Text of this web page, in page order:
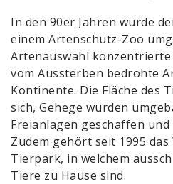
In den 90er Jahren wurde
einem Artenschutz-Zoo
Artenauswahl
vom Aussterben bedrohte
Kontinente. Die Fläche des
sich, Gehege wurden
Freianlagen geschaffen
Zudem gehört seit 1995
Tierpark, in welchem
Tiere zu Hause sind.